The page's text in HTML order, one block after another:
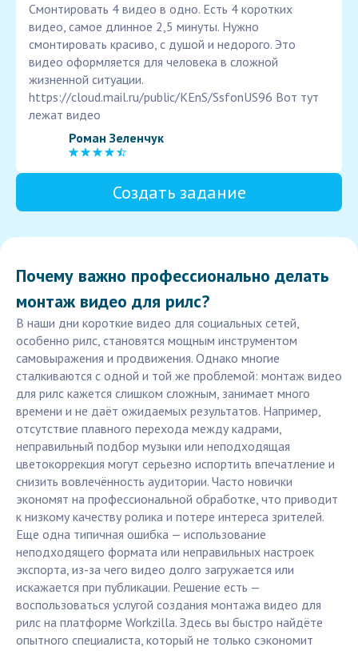
Смонтировать 4 видео в одно. Есть 4 коротких
видео, самое длинное 2,5 минуты. Нужно
смонтировать красиво, с душой и недорого. Это
видео оформляется для человека в сложной
жизненной ситуации.
https://cloud.mail.ru/public/KEnS/SsfonUS96 Вот тут
лежат видео
Роман Зеленчук
Создать задание
Почему важно профессионально делать
монтаж видео для рилс?
В наши дни короткие видео для социальных сетей,
особенно рилс, становятся мощным инструментом
самовыражения и продвижения. Однако многие
сталкиваются с одной и той же проблемой: монтаж видео
для рилс кажется слишком сложным, занимает много
времени и не даёт ожидаемых результатов. Например,
отсутствие плавного перехода между кадрами,
неправильный подбор музыки или неподходящая
цветокоррекция могут серьезно испортить впечатление и
снизить вовлечённость аудитории. Часто новички
экономят на профессиональной обработке, что приводит
к низкому качеству ролика и потере интереса зрителей.
Еще одна типичная ошибка — использование
неподходящего формата или неправильных настроек
экспорта, из-за чего видео долго загружается или
искажается при публикации. Решение есть —
воспользоваться услугой создания монтажа видео для
рилс на платформе Workzilla. Здесь вы быстро найдёте
опытного специалиста, который не только сэкономит